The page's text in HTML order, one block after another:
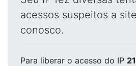
acessos suspeitos a
conosco.
Para liberar o acesso do IP